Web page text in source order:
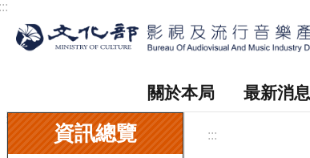
關於本局 最新消息
:::
資訊總覽 :::